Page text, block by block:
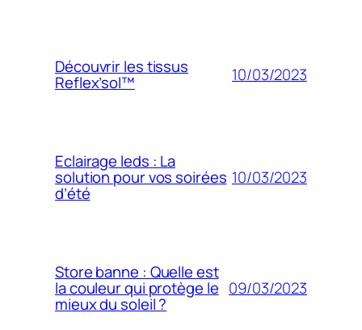
Découvrir les tissus
Reflex’sol™ 10/03/2023
Eclairage leds : La
solution pour vos soirées
d’été
10/03/2023
Store banne : Quelle est
la couleur qui protège le
mieux du soleil ?
09/03/2023